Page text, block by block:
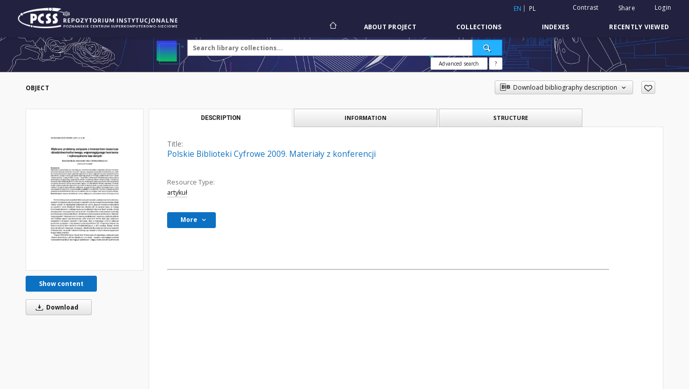
EN PL Contrast Share Login
ABOUT PROJECT COLLECTIONS INDEXES RECENTLY VIEWED
Advanced search ?
OBJECT Download bibliography description
Show content
Download
DESCRIPTION INFORMATION STRUCTURE
Title:
Polskie Biblioteki Cyfrowe 2009. Materiały z konferencji
Resource Type:
artykuł
More